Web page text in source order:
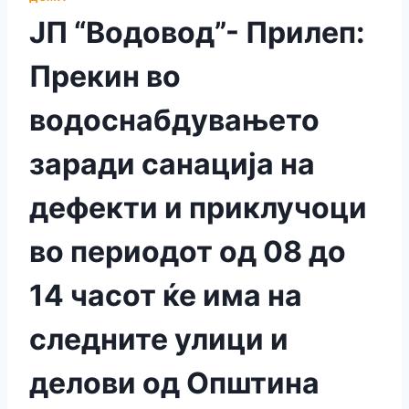
ЈП “Водовод”- Прилеп:
Прекин во
водоснабдувањето
заради санација на
дефекти и приклучоци
во периодот од 08 до
14 часот ќе има на
следните улици и
делови од Општина